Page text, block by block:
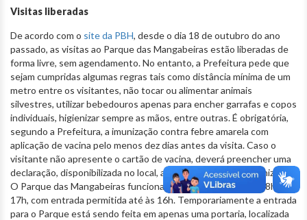
Visitas liberadas
De acordo com o site da PBH, desde o dia 18 de outubro do ano
passado, as visitas ao Parque das Mangabeiras estão liberadas de
forma livre, sem agendamento. No entanto, a Prefeitura pede que
sejam cumpridas algumas regras tais como distância mínima de um
metro entre os visitantes, não tocar ou alimentar animais
silvestres, utilizar bebedouros apenas para encher garrafas e copos
individuais, higienizar sempre as mãos, entre outras. É obrigatória,
segundo a Prefeitura, a imunização contra febre amarela com
aplicação de vacina pelo menos dez dias antes da visita. Caso o
visitante não apresente o cartão de vacina, deverá preencher uma
declaração, disponibilizada no local, atestando que já foi imunizado.
O Parque das Mangabeiras funciona de terça a domingo, de 8h às
17h, com entrada permitida até às 16h. Temporariamente a entrada
para o Parque está sendo feita em apenas uma portaria, localizada